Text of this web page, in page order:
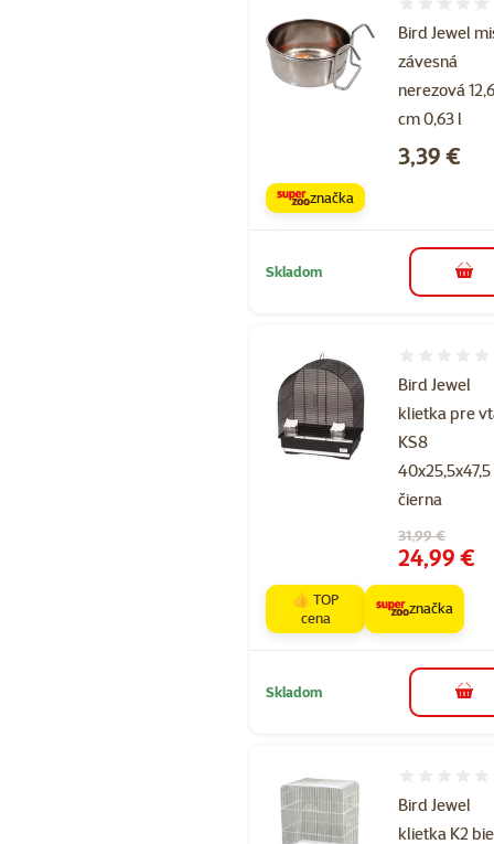
Bird Jewel
závesná
nerezová
cm 0,63 l
Cena
3,39 €
značka
Skladom do
Bird Jewel
klietka pre
KS8
čierna
Pôvodná cena
31,99 €
Cena
24,99 €
👍 TOP
cena
značka
Skladom do
Bird Jewel
klietka K2